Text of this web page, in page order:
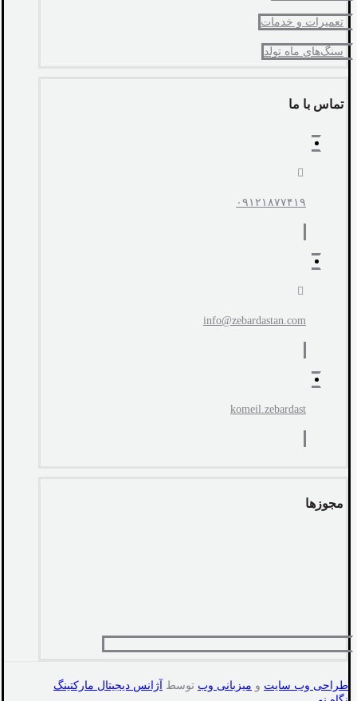
تعمیرات و خدمات
سنگ‌های ماه تولد
تماس با ما
۰۹۱۲۱۸۷۷۴۱۹
info@zebardastan.com
komeil.zebardast
مجوزها
طراحی وب سایت و میزبانی وب توسط آژانس دیجیتال مارکتینگ